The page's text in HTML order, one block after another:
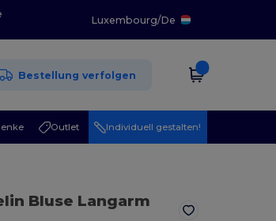
Luxembourg/De
Bestellung verfolgen
Outlet Individuell gestalten!
Bluse Langarm